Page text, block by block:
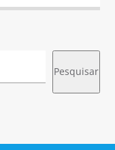
Pesquisar